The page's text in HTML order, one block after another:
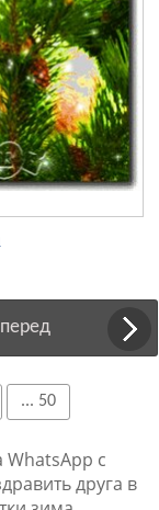
... 50
WhatsApp с
друга в